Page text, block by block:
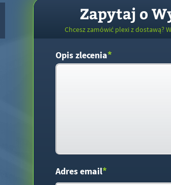
Zapytaj o
Chcesz zamówić plexi z dostawą?
Opis zlecenia*
Adres email*